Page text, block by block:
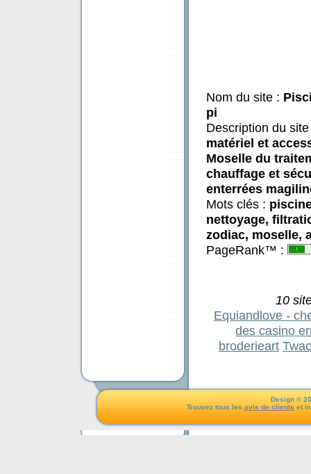
Nom du site :
pi
Description du
matériel et
Moselle du
chauffage et
enterrées
Mots clés :
nettoyage,
zodiac, moselle,
PageRank™ :
10
Equiandlove -
des casino
broderieart
Design ©
Trouvez tous les avis de clients et